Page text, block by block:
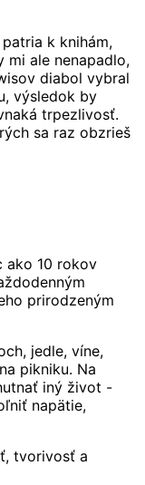
patria k knihám,
mi ale nenapadlo,
diabol vybral
výsledok by
trpezlivosť.
sa raz obzrieš
ako 10 rokov
prirodzeným
jedle, víne,
pikniku. Na
iný život -
napätie,
tvorivosť a